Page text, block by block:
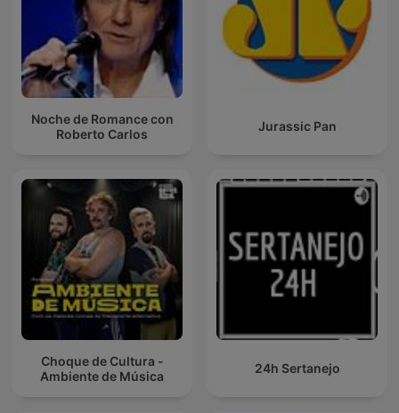
Noche de Romance con
Roberto Carlos
Jurassic Pan
Choque de Cultura -
Ambiente de Música
24h Sertanejo